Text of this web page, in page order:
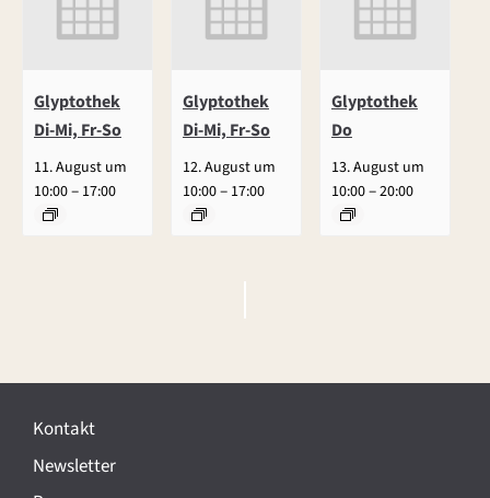
Glyptothek
Di-Mi, Fr-So
11. August um
10:00– 17:00
Glyptothek
Di-Mi, Fr-So
12. August um
10:00– 17:00
Glyptothek
Do
13. August um
10:00–20:00
e
a
n
Kontakt
Newsletter